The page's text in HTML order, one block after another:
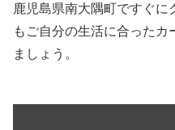
鹿児島県南大隅町ですぐ
もご自分の生活に合ったカ
ましょう。